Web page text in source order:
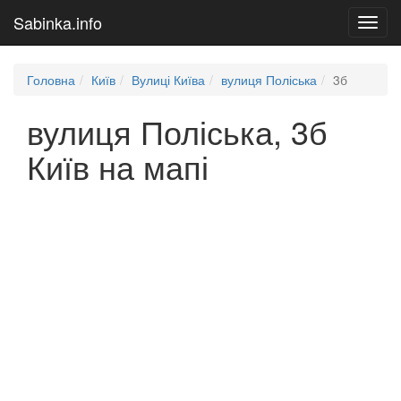
Sabinka.info
Головна Київ Вулиці Київа вулиця Поліська 3б
вулиця Поліська, 3б
Київ на мапі